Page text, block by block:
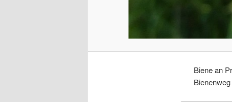
Biene an